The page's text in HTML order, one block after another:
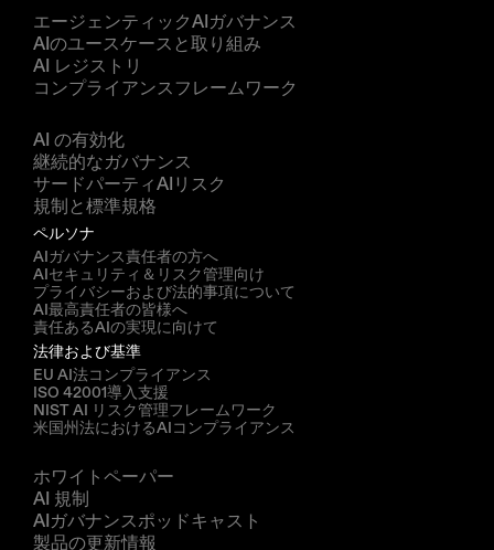
エージェンティックAIガバナンス
AIのユースケースと取り組み
AI レジストリ
コンプライアンスフレームワーク
AI の有効化
継続的なガバナンス
サードパーティAIリスク
規制と標準規格
ペルソナ
AIガバナンス責任者の方へ
AIセキュリティ＆リスク管理向け
プライバシーおよび法的事項について
AI最高責任者の皆様へ
責任あるAIの実現に向けて
法律および基準
EU AI法コンプライアンス
ISO 42001導入支援
NIST AI リスク管理フレームワーク
米国州法におけるAIコンプライアンス
ホワイトペーパー
AI 規制
AIガバナンスポッドキャスト
製品の更新情報